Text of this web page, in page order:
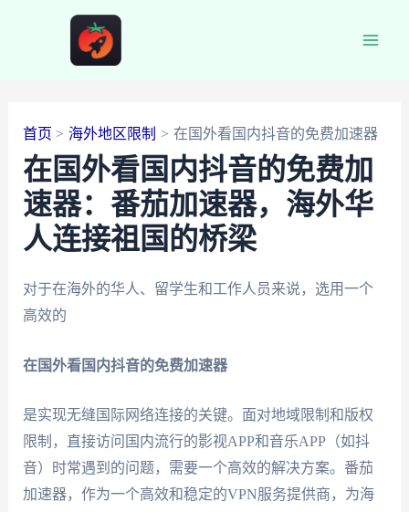
首页 海外地区限制 在国外看国内抖音的免费加速器
在国外看国内抖音的免费加
速器：番茄加速器，海外华
人连接祖国的桥梁
对于在海外的华人、留学生和工作人员来说，选用一个
高效的
在国外看国内抖音的免费加速器
是实现无缝国际网络连接的关键。面对地域限制和版权
限制，直接访问国内流行的影视APP和音乐APP（如抖
音）时常遇到的问题，需要一个高效的解决方案。番茄
加速器，作为一个高效和稳定的VPN服务提供商，为海